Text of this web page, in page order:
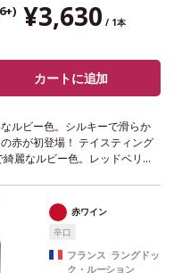
¥3,630 / 1本
カートに追加
ルビー色。シルキーで滑らか
赤が初登場！ テイスティング
綺麗なルビー色。レッドベリー
絹のように滑らかなテクスチ
酸味は素晴らしくバランスが取
料理
グリルした魚、ロースト
のリゾットなどと好相性
・ノワール認証サスティナブ
赤ワイン
辛口
フランス ラングドッ
ク・ルーション